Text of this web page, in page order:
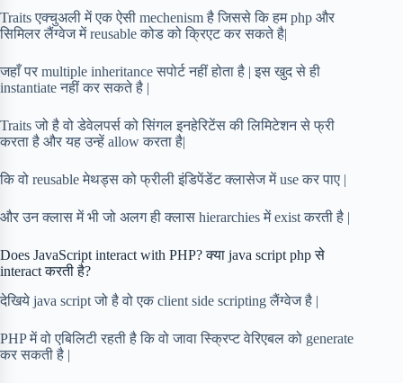
Traits एक्चुअली में एक ऐसी mechenism है जिससे कि हम php और
सिमिलर लैंग्वेज में reusable कोड को क्रिएट कर सकते है|
जहाँ पर multiple inheritance सपोर्ट नहीं होता है | इस खुद से ही
instantiate नहीं कर सकते है |
Traits जो है वो डेवेलपर्स को सिंगल इनहेरिटेंस की लिमिटेशन से फ्री
करता है और यह उन्हें allow करता है|
कि वो reusable मेथड्स को फ्रीली इंडिपेंडेंट क्लासेज में use कर पाए |
और उन क्लास में भी जो अलग ही क्लास hierarchies में exist करती है |
Does JavaScript interact with PHP? क्या java script php से
interact करती है?
देखिये java script जो है वो एक client side scripting लैंग्वेज है |
PHP में वो एबिलिटी रहती है कि वो जावा स्क्रिप्ट वेरिएबल को generate
कर सकती है |